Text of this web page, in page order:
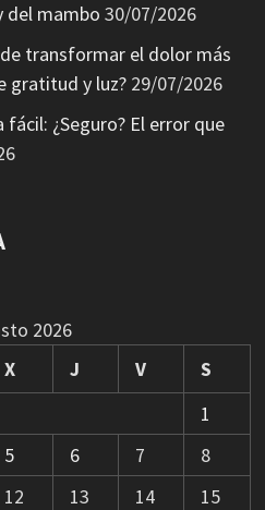
del mambo 30/07/2026
transformar el dolor más
gratitud y luz? 29/07/2026
fácil: ¿Seguro? El error que
2026
X J V
S
1
5 6 7
8
12 13 14
15